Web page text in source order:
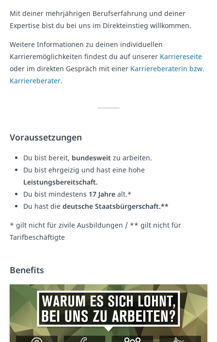
Mit deiner mehrjährigen Berufserfahrung und deiner
Expertise bist du bei uns im Direkteinstieg willkommen.
Weitere Informationen zu deinen individuellen
Karrieremöglichkeiten findest du auf unserer Karriereseite
oder im direkten Gespräch mit einer Karriereberaterin bzw.
Karriereberater.
Voraussetzungen
Du bist bereit, bundesweit zu arbeiten.
Du bist ehrgeizig und hast eine hohe
Leistungsbereitschaft.
Du bist mindestens 17 Jahre alt.*
Du hast die deutsche Staatsbürgerschaft.**
* gilt nicht für zivile Ausbildungen / ** gilt nicht für
Tarifbeschäftigte
Benefits